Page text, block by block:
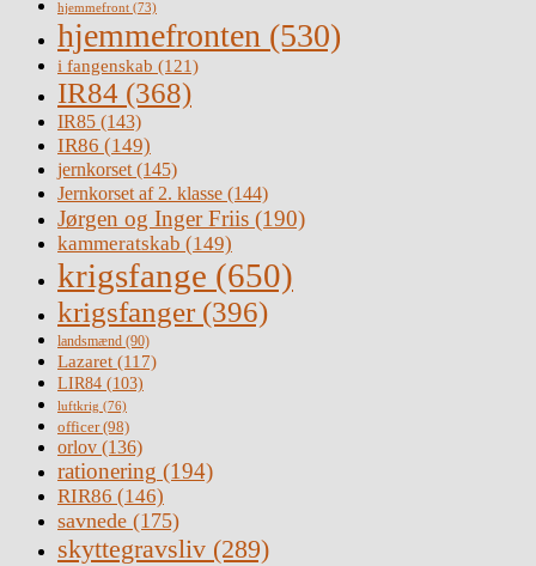
hjemmefront (73)
hjemmefronten (530)
i fangenskab (121)
IR84 (368)
IR85 (143)
IR86 (149)
jernkorset(145)
Jernkorset af 2. klasse (144)
Jørgen og Inger Friis (190)
kammeratskab (149)
krigsfange (650)
krigsfanger (396)
landsmænd (90)
Lazaret (117)
LIR84 (103)
luftkrig (76)
officer(98)
orlov (136)
rationering (194)
RIR86 (146)
savnede (175)
skyttegravsliv (289)